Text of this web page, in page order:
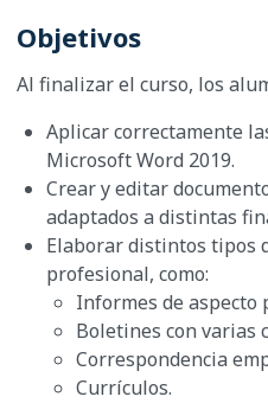
Objetivos
Al finalizar el curso, los
Aplicar correctamente
Microsoft Word 2019.
Crear y editar
adaptados a distintas
Elaborar distintos tipos
profesional, como:
Informes de aspecto
Boletines con varias
Correspondencia
Currículos.